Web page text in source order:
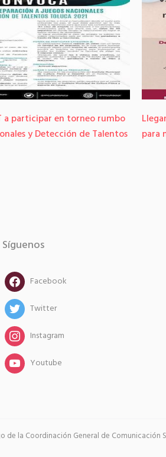
a participar en torneo rumbo
y Detección de Talentos
para
Síguenos
facebookFacebook
twitterTwitter
instagramInstagram
instagramYoutube
de la Coordinación General de